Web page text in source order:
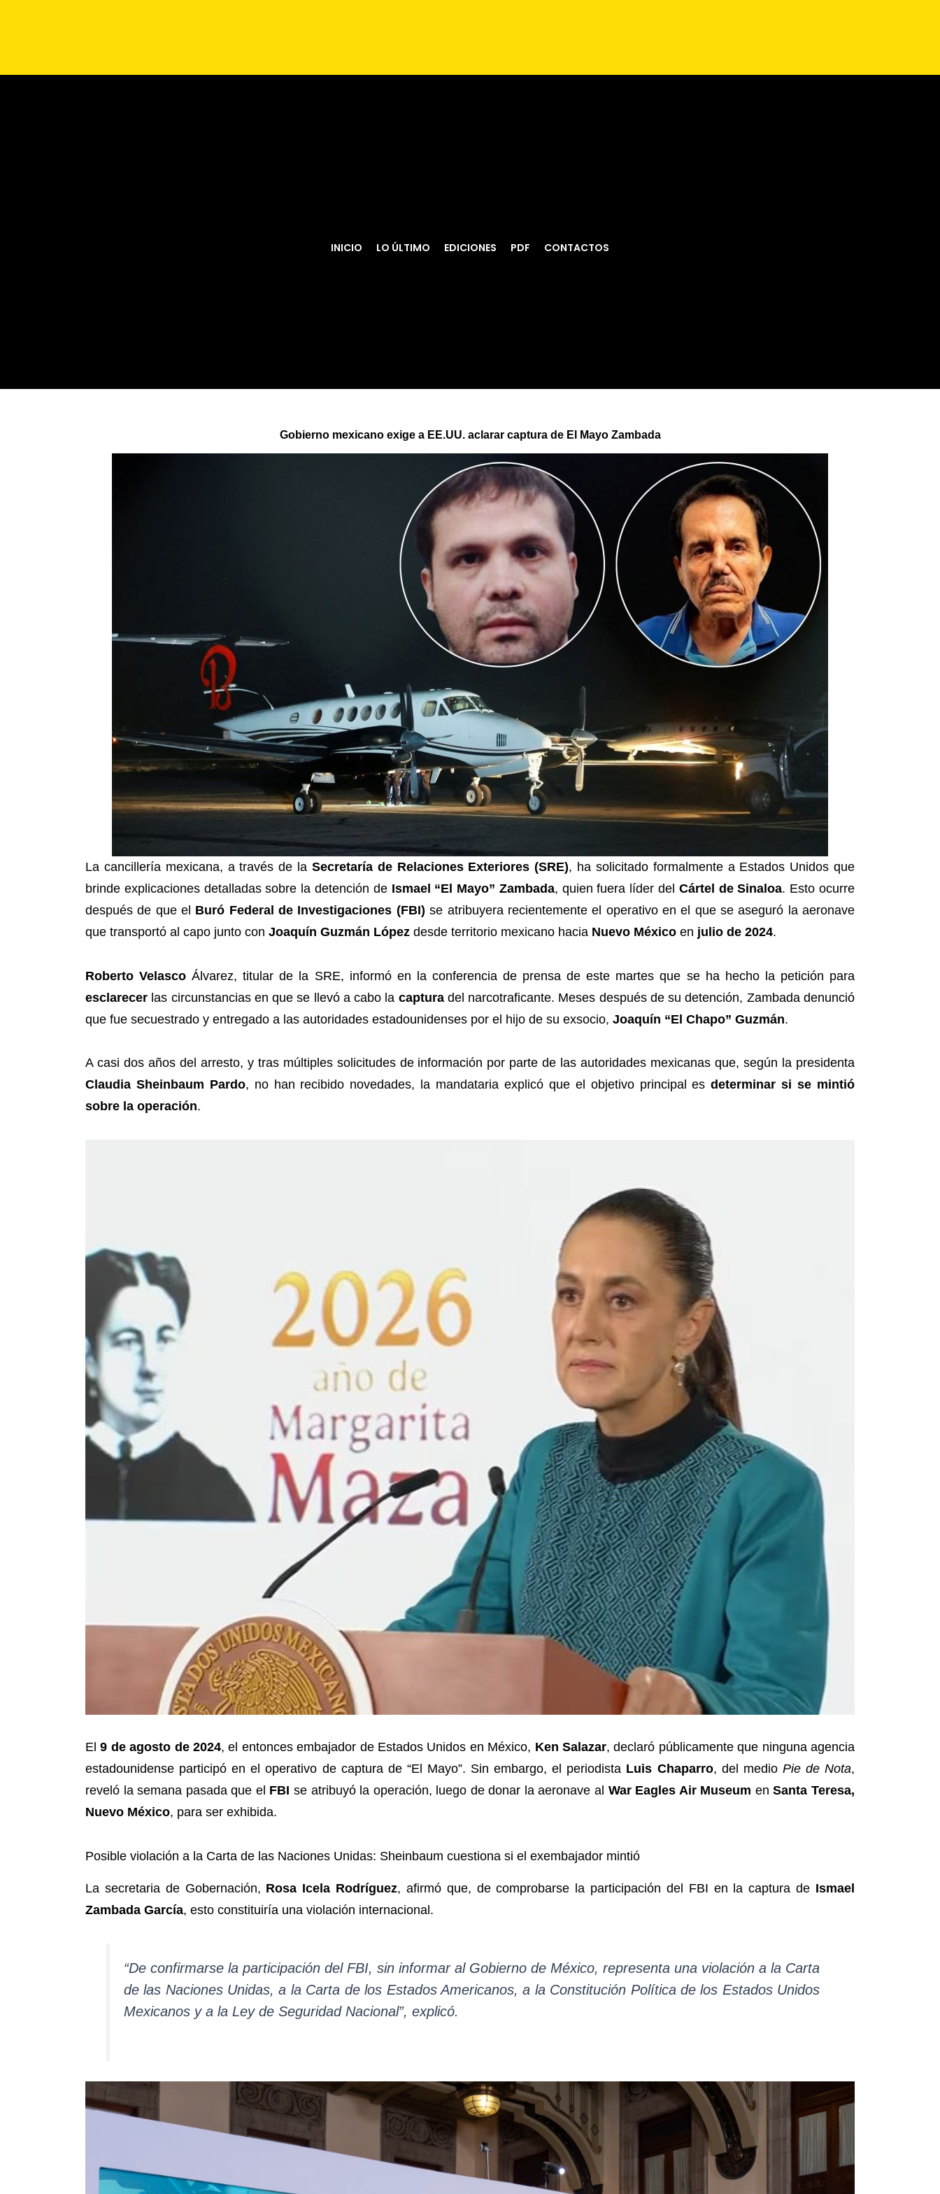
INICIO LO ÚLTIMO EDICIONES PDF CONTACTOS
Gobierno mexicano exige a EE.UU. aclarar captura de El Mayo Zambada
La cancillería mexicana, a través de la Secretaría de Relaciones Exteriores (SRE), ha solicitado formalmente a Estados Unidos que
brinde explicaciones detalladas sobre la detención de Ismael “El Mayo” Zambada, quien fuera líder del Cártel de Sinaloa. Esto ocurre
después de que el Buró Federal de Investigaciones (FBI) se atribuyera recientemente el operativo en el que se aseguró la aeronave
que transportó al capo junto con Joaquín Guzmán López desde territorio mexicano hacia Nuevo México en julio de 2024.
Roberto Velasco Álvarez, titular de la SRE, informó en la conferencia de prensa de este martes que se ha hecho la petición para
esclarecer las circunstancias en que se llevó a cabo la capturadel narcotraficante. Meses después de su detención, Zambada denunció
que fue secuestrado y entregado a las autoridades estadounidenses por el hijo de su exsocio, Joaquín “El Chapo” Guzmán.
A casi dos años del arresto, y tras múltiples solicitudes de información por parte de las autoridades mexicanas que, según la presidenta
Claudia Sheinbaum Pardo, no han recibido novedades, la mandataria explicó que el objetivo principal esdeterminar si se mintió
sobre la operación.
El9 de agosto de 2024, el entonces embajador de Estados Unidos en México, Ken Salazar, declaró públicamente que ninguna agencia
estadounidense participó en el operativo de captura de “El Mayo”. Sin embargo, el periodista Luis Chaparro, del medio Pie de Nota,
reveló la semana pasada que el FBI se atribuyó la operación, luego de donar la aeronave al War Eagles Air Museum enSanta Teresa,
Nuevo México, para ser exhibida.
Posible violación a la Carta de las Naciones Unidas: Sheinbaum cuestiona si el exembajador mintió
La secretaria de Gobernación, Rosa Icela Rodríguez, afirmó que, de comprobarse la participación del FBI en la captura de Ismael
Zambada García, esto constituiría una violación internacional.
“De confirmarse la participación del FBI, sin informar al Gobierno de México, representa una violación a la Carta
de las Naciones Unidas, a la Carta de los Estados Americanos, a la Constitución Política de los Estados Unidos
Mexicanos y a la Ley de Seguridad Nacional”, explicó.